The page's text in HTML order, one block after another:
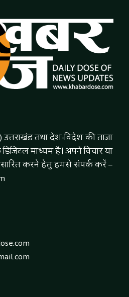
तथा देश-विदेश की ताजा
माध्यम है। अपने विचार या
करने हेतु हमसे संपर्क करें –